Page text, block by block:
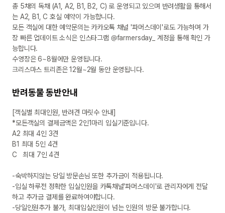
총 5채의 독채 (A1, A2, B1, B2, C) 로 운영되고 있으며 반려생활을 통해서
는 A2, B1, C 호실 예약이 가능합니다.
모든 객실에 대한 예약문의는 카카오톡 채널 '파머스데이'로도 가능하며 가
장 빠른 업데이트 소식은 인스타그램 @farmersday_ 계정을 통해 확인 가
능합니다.
수영장은 6~8월에만 운영됩니다.
크리스마스 트리존은 12월~2월 동안 운영됩니다.
반려동물 동반안내
[객실별 최대인원, 반려견 마릿수 안내]
*모든객실의 결제금액은 2인1마리 입실기준입니다.
A2 최대 4인 3견
B1 최대 5인 4견
C   최대 7인 4견
-숙박하지않는 당일 방문손님 또한 추가금이 적용됩니다.
-입실 하루전 정확한 입실인원을 카톡채널'파머스데이'로 관리자에게 전달
하고 추가금 결제를 완료하여야합니다.
-당일인원추가 불가, 최대입실인원이 넘는 인원의 방문 불가합니다.